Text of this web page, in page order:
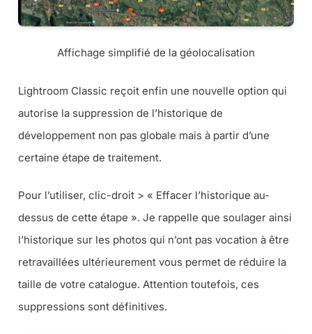
Affichage simplifié de la géolocalisation
Lightroom Classic reçoit enfin une nouvelle option qui
autorise la suppression de l’historique de
développement non pas globale mais à partir d’une
certaine étape de traitement.
Pour l’utiliser, clic-droit > « Effacer l’historique au-
dessus de cette étape ». Je rappelle que soulager ainsi
l’historique sur les photos qui n’ont pas vocation à être
retravaillées ultérieurement vous permet de réduire la
taille de votre catalogue. Attention toutefois, ces
suppressions sont définitives.